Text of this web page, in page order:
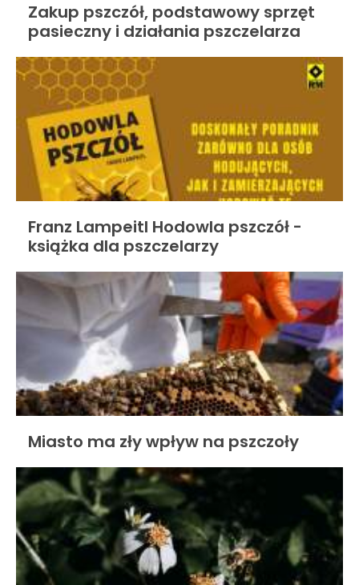
Zakup pszczół, podstawowy sprzęt
pasieczny i działania pszczelarza
Franz Lampeitl Hodowla pszczół -
książka dla pszczelarzy
Miasto ma zły wpływ na pszczoły